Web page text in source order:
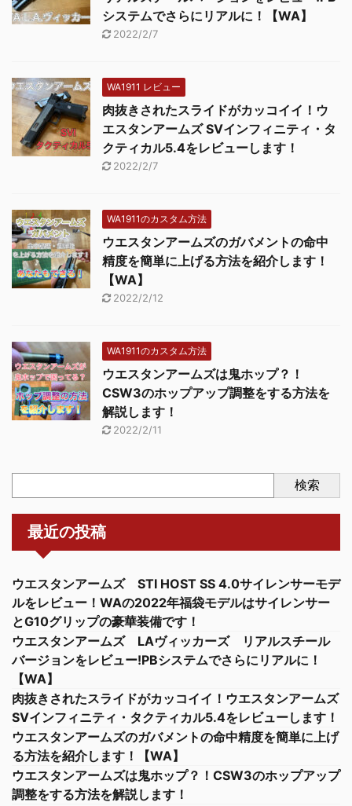
システムでさらにリアルに！【WA】
2022/2/7
WA1911 レビュー
肉抜きされたスライドがカッコイイ！ウ
エスタンアームズ SVインフィニティ・タ
クティカル5.4をレビューします！
2022/2/7
WA1911のカスタム方法
ウエスタンアームズのガバメントの命中
精度を簡単に上げる方法を紹介します！
【WA】
2022/2/12
WA1911のカスタム方法
ウエスタンアームズは鬼ホップ？！
CSW3のホップアップ調整をする方法を
解説します！
2022/2/11
検索
最近の投稿
ウエスタンアームズ STI HOST SS 4.0サイレンサーモデ
ルをレビュー！WAの2022年福袋モデルはサイレンサー
とG10グリップの豪華装備です！
ウエスタンアームズ LAヴィッカーズ リアルスチール
バージョンをレビュー!PBシステムでさらにリアルに！
【WA】
肉抜きされたスライドがカッコイイ！ウエスタンアームズ
SVインフィニティ・タクティカル5.4をレビューします！
ウエスタンアームズのガバメントの命中精度を簡単に上げ
る方法を紹介します！【WA】
ウエスタンアームズは鬼ホップ？！CSW3のホップアップ
調整をする方法を解説します！